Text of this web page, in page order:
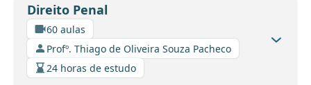
Direito Penal
60 aulas
Profº. Thiago de Oliveira Souza Pacheco
24 horas de estudo